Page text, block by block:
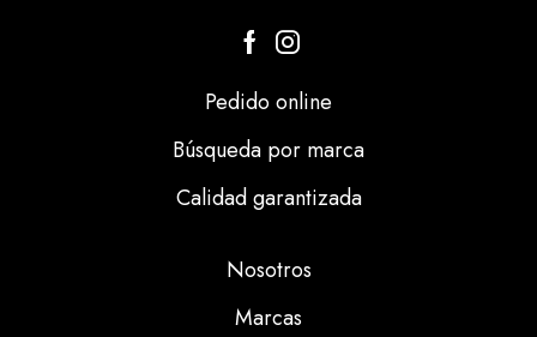
Pedido online
Búsqueda por marca
Calidad garantizada
Nosotros
Marcas